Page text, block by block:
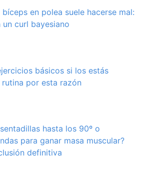
en polea suele hacerse mal:
curl bayesiano
básicos si los estás
por esta razón
hasta los 90º o
para ganar masa muscular?
definitiva